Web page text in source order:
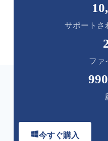
サポートさ
ファ
今すぐ購入